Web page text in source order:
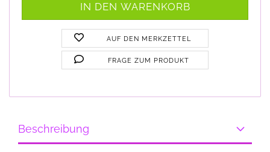
AUF DEN MERKZETTEL
FRAGE ZUM PRODUKT
Beschreibung